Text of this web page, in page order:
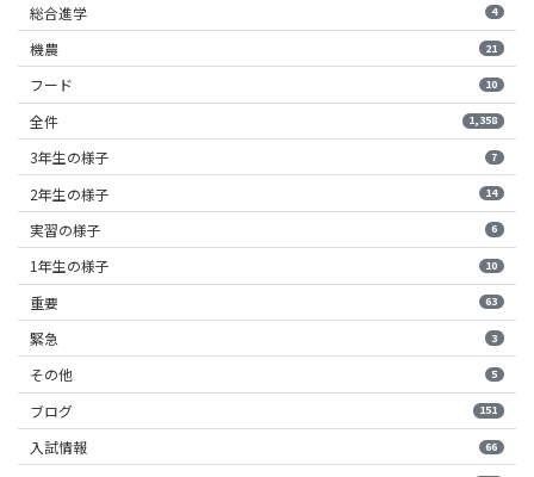
総合進学 4
機農 21
フード 10
全件 1,358
3年生の様子 7
2年生の様子 14
実習の様子 6
1年生の様子 10
重要 63
緊急 3
その他 5
ブログ 151
入試情報 66